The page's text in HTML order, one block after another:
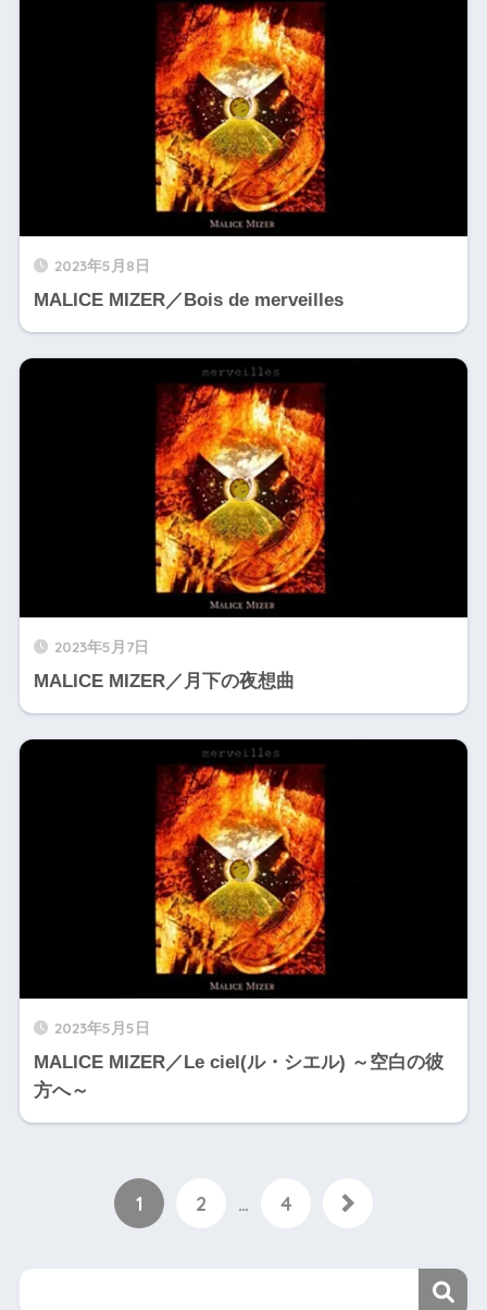
2023年5月8日
MALICE MIZER／Bois de merveilles
2023年5月7日
MALICE MIZER／月下の夜想曲
2023年5月5日
MALICE MIZER／Le ciel(ル・シエル) ～空白の彼
方へ～
1 2 … 4